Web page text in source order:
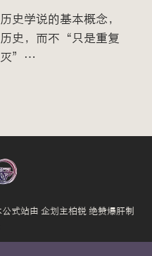
史学说的基本概念，
史，而不“只是重复
灭”…
站由 企划主柏锐 绝赞爆肝制